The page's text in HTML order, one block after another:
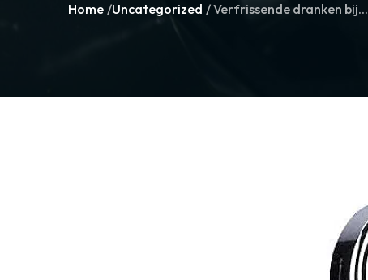
Home /Uncategorized / Verfrissende dranken bij...